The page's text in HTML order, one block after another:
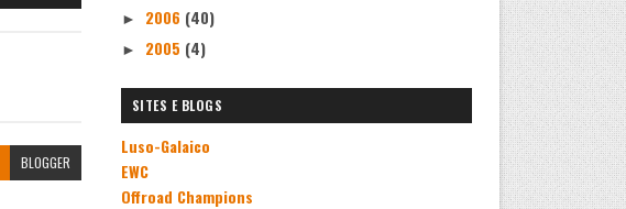
BLOGGER
► 2006 (40)
► 2005 (4)
SITES E BLOGS
Luso-Galaico
EWC
Offroad Champions